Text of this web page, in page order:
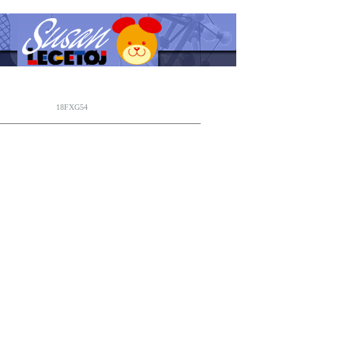
18FXG54